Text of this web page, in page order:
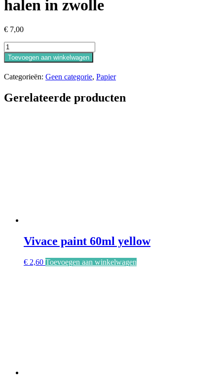
halen in zwolle
€ 7,00
Vierkant
mandala
papier
200grs.
20x20,
let
Toevoegen aan winkelwagen
Categorieën: Geen categorie, Papier
Gerelateerde producten
Vivace paint 60ml yellow
€ 2,60 Toevoegen aan winkelwagen